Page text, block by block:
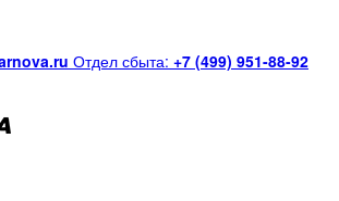
Отдел сбыта: +7 (499) 951-88-92